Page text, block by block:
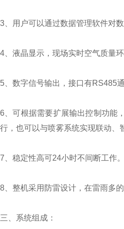
3、用户可以通过数据管理软件对
4、液晶显示，现场实时空气质量环
5、数字信号输出，接口有RS485
6、可根据需要扩展输出控制功能
行，也可以与喷雾系统实现联动、
7、稳定性高可24小时不间断工作。
8、整机采用防雷设计，在雷雨多的
三、系统组成：